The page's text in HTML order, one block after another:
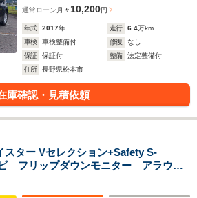
通常ローン 月々 10,200円
年式 2017年 走行 6.4万km
車検
車検整備付 修復
なし
保証
保証付 整備
法定整備付
住所
長野県松本市
庫確認・見積依頼
ター Vセレクション+Safety S-
フリップダウンモニター アラウン
パワースライドドア アイドリングス
キ クルーズコントロール 純正エア